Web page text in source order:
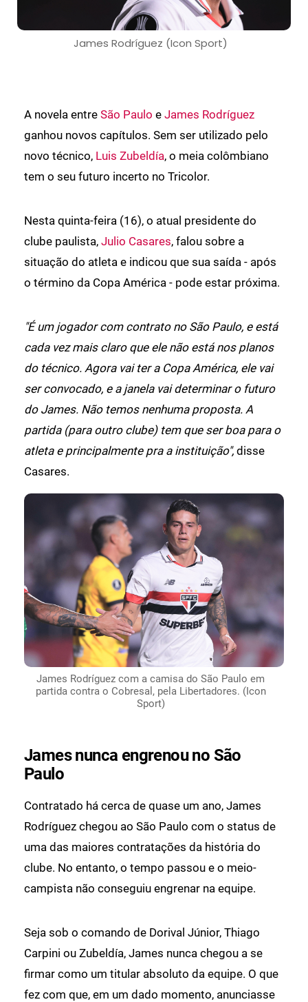
James Rodríguez (Icon Sport)
A novela entre São Paulo e James Rodríguez
ganhou novos capítulos. Sem ser utilizado pelo
novo técnico, Luis Zubeldía, o meia colômbiano
tem o seu futuro incerto no Tricolor.
Nesta quinta-feira (16), o atual presidente do
clube paulista, Julio Casares, falou sobre a
situação do atleta e indicou que sua saída - após
o término da Copa América - pode estar próxima.
"É um jogador com contrato no São Paulo, e está
cada vez mais claro que ele não está nos planos
do técnico. Agora vai ter a Copa América, ele vai
ser convocado, e a janela vai determinar o futuro
do James. Não temos nenhuma proposta. A
partida (para outro clube) tem que ser boa para o
atleta e principalmente pra a instituição", disse
Casares.
James Rodríguez com a camisa do São Paulo em
partida contra o Cobresal, pela Libertadores. (Icon
Sport)
James nunca engrenou no São
Paulo
Contratado há cerca de quase um ano, James
Rodríguez chegou ao São Paulo com o status de
uma das maiores contratações da história do
clube. No entanto, o tempo passou e o meio-
campista não conseguiu engrenar na equipe.
Seja sob o comando de Dorival Júnior, Thiago
Carpini ou Zubeldía, James nunca chegou a se
firmar como um titular absoluto da equipe. O que
fez com que, em um dado momento, anunciasse